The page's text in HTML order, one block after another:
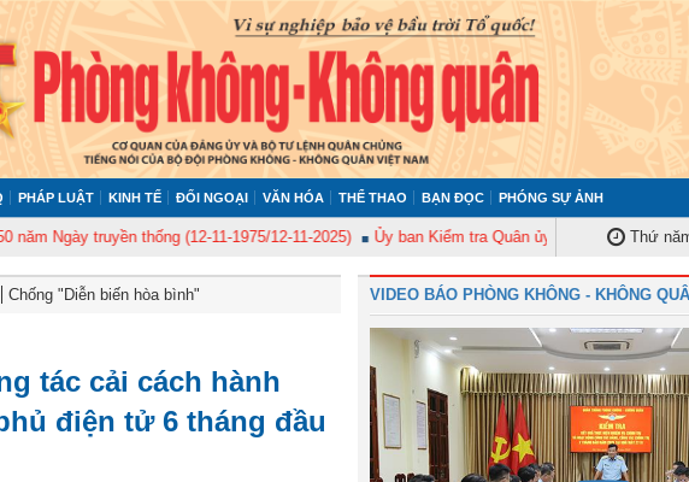
PHÁP LUẬT KINH TẾ ĐỐI NGOẠI VĂN HÓA THỂ THAO BẠN ĐỌC PHÓNG SỰ ẢNH
truyền thống (12-11-1975/12-11-2025) Ủy ban Kiểm tra Quân ủy Trung ương tập huấn
Thứ
Chống "Diễn biến hòa bình"
tác cải cách hành
điện tử 6 tháng đầu
VIDEO BÁO PHÒNG KHÔNG - KHÔNG